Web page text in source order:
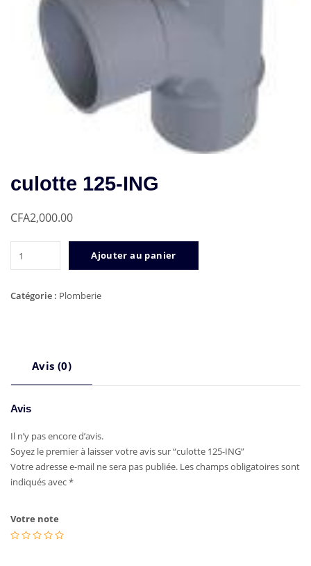
culotte 125-ING
CFA2,000.00
125-
Ajouter au panier
Catégorie : Plomberie
Avis (0)
Avis
Il n’y pas encore d’avis.
Soyez le premier à laisser votre avis sur “culotte 125-ING”
Votre adresse e-mail ne sera pas publiée. Les champs obligatoires sont
indiqués avec*
Votre note